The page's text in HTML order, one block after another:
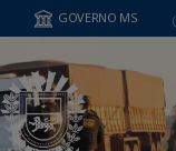
GOVERNO MS